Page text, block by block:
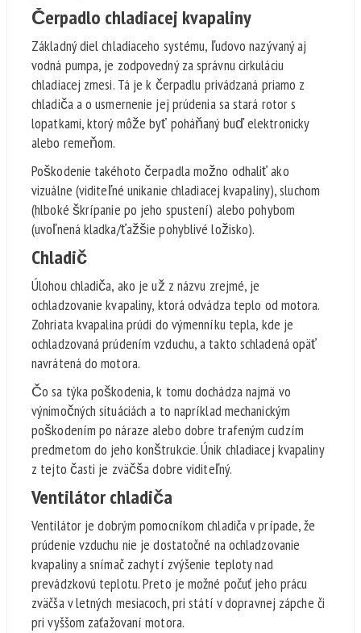
Čerpadlo chladiacej kvapaliny
Základný diel chladiaceho systému, ľudovo nazývaný aj
vodná pumpa, je zodpovedný za správnu cirkuláciu
chladiacej zmesi. Tá je k čerpadlu privádzaná priamo z
chladiča a o usmernenie jej prúdenia sa stará rotor s
lopatkami, ktorý môže byť poháňaný buď elektronicky
alebo remeňom.
Poškodenie takéhoto čerpadla možno odhaliť ako
vizuálne (viditeľné unikanie chladiacej kvapaliny), sluchom
(hlboké škrípanie po jeho spustení) alebo pohybom
(uvoľnená kladka/ťažšie pohyblivé ložisko).
Chladič
Úlohou chladiča, ako je už z názvu zrejmé, je
ochladzovanie kvapaliny, ktorá odvádza teplo od motora.
Zohriata kvapalina prúdi do výmenníku tepla, kde je
ochladzovaná prúdením vzduchu, a takto schladená opäť
navrátená do motora.
Čo sa týka poškodenia, k tomu dochádza najmä vo
výnimočných situáciách a to napríklad mechanickým
poškodením po náraze alebo dobre trafeným cudzím
predmetom do jeho konštrukcie. Únik chladiacej kvapaliny
z tejto časti je zväčša dobre viditeľný.
Ventilátor chladiča
Ventilátor je dobrým pomocníkom chladiča v prípade, že
prúdenie vzduchu nie je dostatočné na ochladzovanie
kvapaliny a snímač zachytí zvýšenie teploty nad
prevádzkovú teplotu. Preto je možné počuť jeho prácu
zväčša v letných mesiacoch, pri státí v dopravnej zápche či
pri vyššom zaťažovaní motora.